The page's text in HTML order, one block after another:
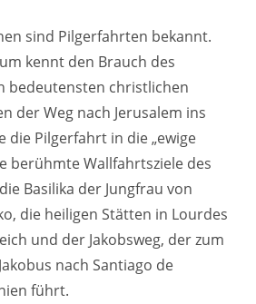
sind Pilgerfahrten bekannt.
kennt den Brauch des
bedeutensten christlichen
der Weg nach Jerusalem ins
die Pilgerfahrt in die „ewige
berühmte Wallfahrtsziele des
Basilika der Jungfrau von
die heiligen Stätten in Lourdes
und der Jakobsweg, der zum
nach Santiago de
führt.